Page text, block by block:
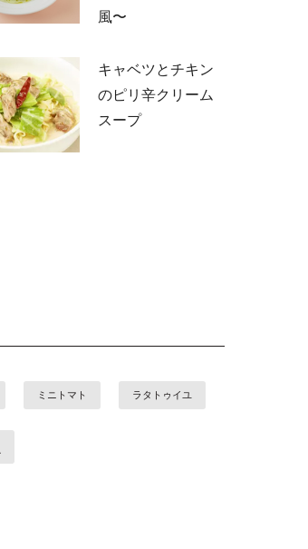
風〜
キャベツとチキン
のピリ辛クリーム
スープ
ミニトマト ラタトゥイユ